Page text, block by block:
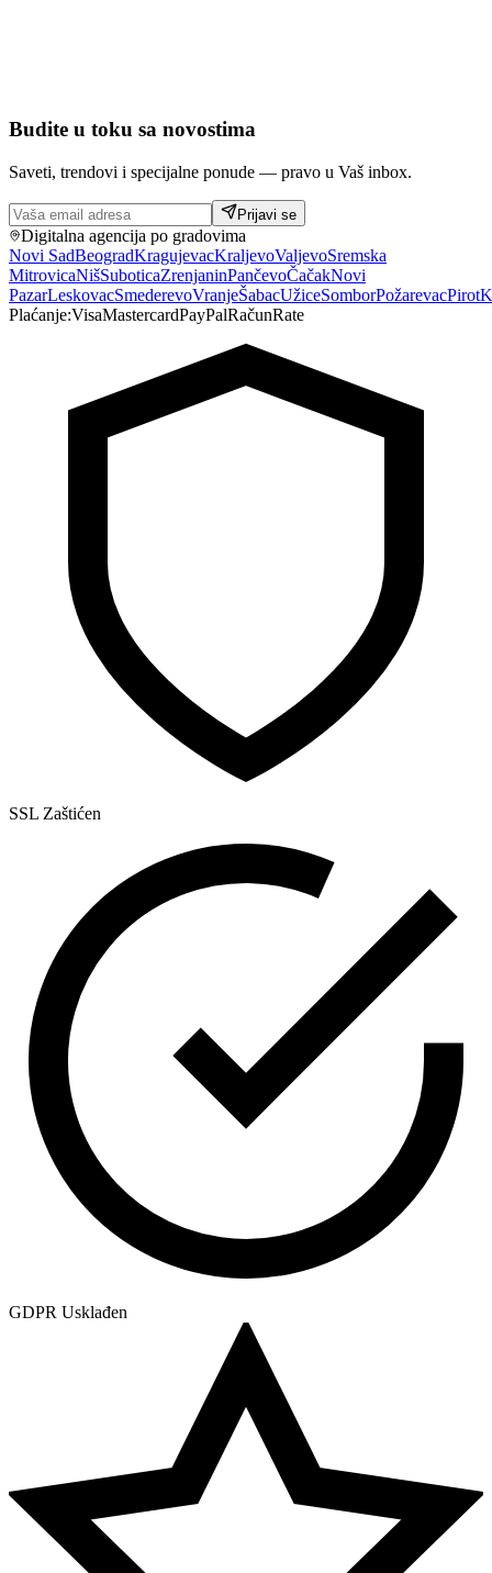
Budite u toku sa novostima
Saveti, trendovi i specijalne ponude — pravo u Vaš inbox.
Prijavi se
Digitalna agencija po gradovima
Novi SadBeogradKragujevacKraljevoValjevoSremska
MitrovicaNišSuboticaZrenjaninPančevoČačakNovi
PazarLeskovacSmederevoVranjeŠabacUžiceSomborPožarevacPirot
Plaćanje:VisaMastercardPayPalRačunRate
SSL Zaštićen
GDPR Usklađen